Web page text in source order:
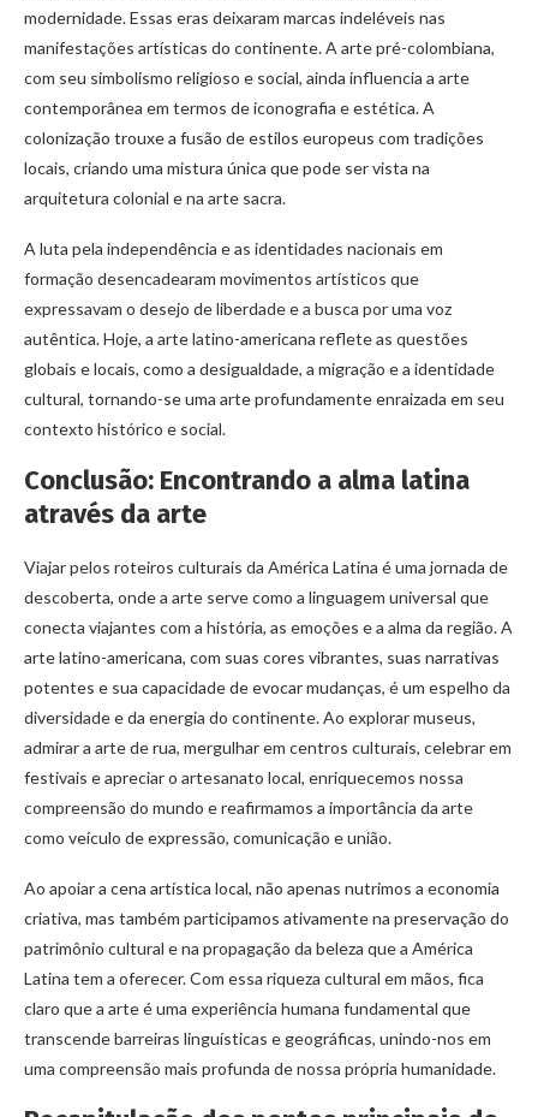
modernidade. Essas eras deixaram marcas indeléveis nas
manifestações artísticas do continente. A arte pré-colombiana,
com seu simbolismo religioso e social, ainda influencia a arte
contemporânea em termos de iconografia e estética. A
colonização trouxe a fusão de estilos europeus com tradições
locais, criando uma mistura única que pode ser vista na
arquitetura colonial e na arte sacra.
A luta pela independência e as identidades nacionais em
formação desencadearam movimentos artísticos que
expressavam o desejo de liberdade e a busca por uma voz
autêntica. Hoje, a arte latino-americana reflete as questões
globais e locais, como a desigualdade, a migração e a identidade
cultural, tornando-se uma arte profundamente enraizada em seu
contexto histórico e social.
Conclusão: Encontrando a alma latina
através da arte
Viajar pelos roteiros culturais da América Latina é uma jornada de
descoberta, onde a arte serve como a linguagem universal que
conecta viajantes com a história, as emoções e a alma da região. A
arte latino-americana, com suas cores vibrantes, suas narrativas
potentes e sua capacidade de evocar mudanças, é um espelho da
diversidade e da energia do continente. Ao explorar museus,
admirar a arte de rua, mergulhar em centros culturais, celebrar em
festivais e apreciar o artesanato local, enriquecemos nossa
compreensão do mundo e reafirmamos a importância da arte
como veículo de expressão, comunicação e união.
Ao apoiar a cena artística local, não apenas nutrimos a economia
criativa, mas também participamos ativamente na preservação do
patrimônio cultural e na propagação da beleza que a América
Latina tem a oferecer. Com essa riqueza cultural em mãos, fica
claro que a arte é uma experiência humana fundamental que
transcende barreiras linguísticas e geográficas, unindo-nos em
uma compreensão mais profunda de nossa própria humanidade.